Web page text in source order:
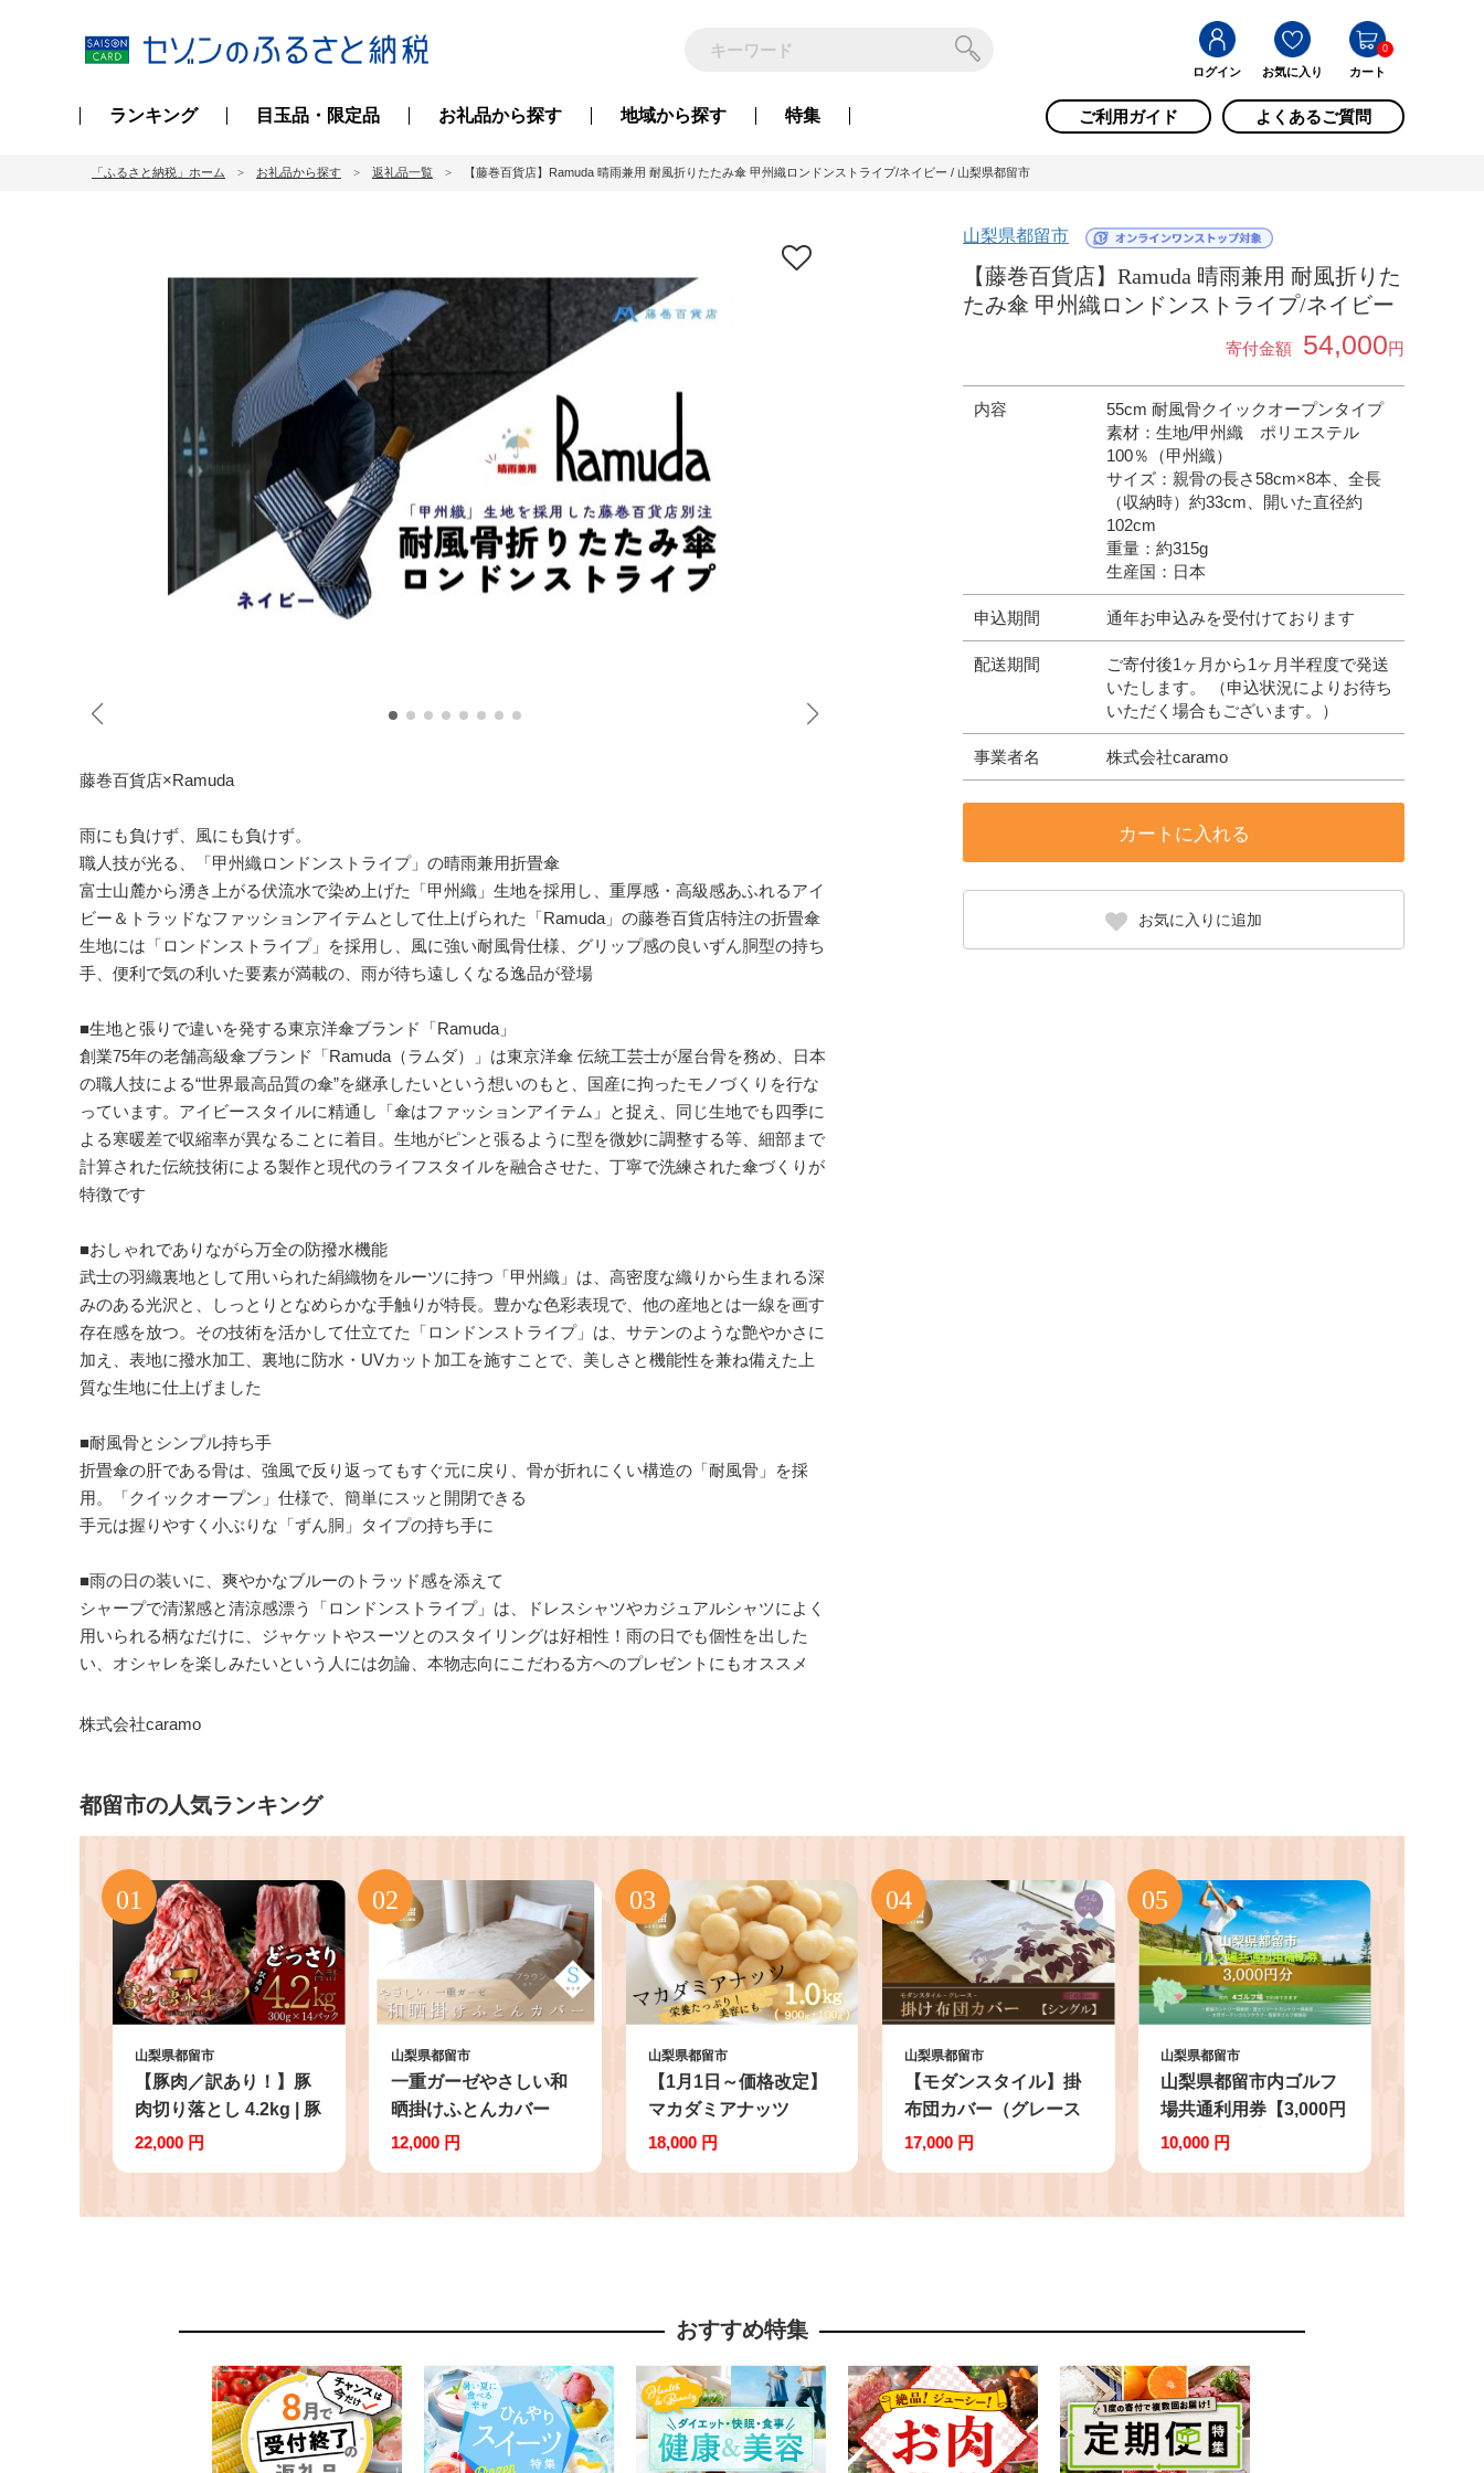
ログイン お気に入り カート
0
ランキング 目玉品・限定品 お礼品から探す 地域から探す 特集 ご利用ガイド よくあるご質問
「ふるさと納税」ホーム お礼品から探す 返礼品一覧 【藤巻百貨店】Ramuda 晴雨兼用 耐風折りたたみ傘 甲州織ロンドンストライプ/ネイビー / 山梨県都留市
山梨県都留市
【藤巻百貨店】Ramuda 晴雨兼用 耐風折りた
たみ傘 甲州織ロンドンストライプ/ネイビー
寄付金額 54,000円
内容
55cm 耐風骨クイックオープンタイプ
素材：生地/甲州織 ポリエステル
100％（甲州織）
サイズ：親骨の長さ58cm×8本、全長
（収納時）約33cm、開いた直径約
102cm
重量：約315g
生産国：日本
申込期間 通年お申込みを受付けております
配送期間
ご寄付後1ヶ月から1ヶ月半程度で発送
いたします。 （申込状況によりお待ち
いただく場合もございます。）
事業者名 株式会社caramo
カートに入れる
お気に入りに追加
藤巻百貨店×Ramuda
雨にも負けず、風にも負けず。
職人技が光る、「甲州織ロンドンストライプ」の晴雨兼用折畳傘
富士山麓から湧き上がる伏流水で染め上げた「甲州織」生地を採用し、重厚感・高級感あふれるアイ
ビー＆トラッドなファッションアイテムとして仕上げられた「Ramuda」の藤巻百貨店特注の折畳傘
生地には「ロンドンストライプ」を採用し、風に強い耐風骨仕様、グリップ感の良いずん胴型の持ち
手、便利で気の利いた要素が満載の、雨が待ち遠しくなる逸品が登場
■生地と張りで違いを発する東京洋傘ブランド「Ramuda」
創業75年の老舗高級傘ブランド「Ramuda（ラムダ）」は東京洋傘 伝統工芸士が屋台骨を務め、日本
の職人技による“世界最高品質の傘”を継承したいという想いのもと、国産に拘ったモノづくりを行な
っています。アイビースタイルに精通し「傘はファッションアイテム」と捉え、同じ生地でも四季に
よる寒暖差で収縮率が異なることに着目。生地がピンと張るように型を微妙に調整する等、細部まで
計算された伝統技術による製作と現代のライフスタイルを融合させた、丁寧で洗練された傘づくりが
特徴です
■おしゃれでありながら万全の防撥水機能
武士の羽織裏地として用いられた絹織物をルーツに持つ「甲州織」は、高密度な織りから生まれる深
みのある光沢と、しっとりとなめらかな手触りが特長。豊かな色彩表現で、他の産地とは一線を画す
存在感を放つ。その技術を活かして仕立てた「ロンドンストライプ」は、サテンのような艶やかさに
加え、表地に撥水加工、裏地に防水・UVカット加工を施すことで、美しさと機能性を兼ね備えた上
質な生地に仕上げました
■耐風骨とシンプル持ち手
折畳傘の肝である骨は、強風で反り返ってもすぐ元に戻り、骨が折れにくい構造の「耐風骨」を採
用。「クイックオープン」仕様で、簡単にスッと開閉できる
手元は握りやすく小ぶりな「ずん胴」タイプの持ち手に
■雨の日の装いに、爽やかなブルーのトラッド感を添えて
シャープで清潔感と清涼感漂う「ロンドンストライプ」は、ドレスシャツやカジュアルシャツによく
用いられる柄なだけに、ジャケットやスーツとのスタイリングは好相性！雨の日でも個性を出した
い、オシャレを楽しみたいという人には勿論、本物志向にこだわる方へのプレゼントにもオススメ
株式会社caramo
都留市の人気ランキング
山梨県都留市
【豚肉／訳あり！】豚
肉切り落とし 4.2kg | 豚
肉 豚肉小分 豚肉切落
く ブタニク 小分け 使
22,000 円
山梨県都留市
一重ガーゼやさしい和
晒掛けふとんカバー
シングルサイズ ブラ
12,000 円
山梨県都留市
【1月1日～価格改定】
マカダミアナッツ
1kg（900ｇ＋100g）
容
18,000 円
山梨県都留市
【モダンスタイル】掛
布団カバー（グレース
／ボルドー）【シング
17,000 円
山梨県都留市
山梨県都留市内ゴルフ
場共通利用券【3,000円
分】｜山梨 富士山 ゴル
場利用券 GOLF
10,000 円
おすすめ特集